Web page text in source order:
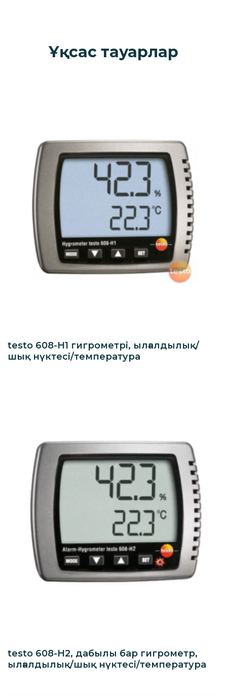
Ұқсас тауарлар
testo 608-H1 гигрометрі, ылғалдылық/
шық нүктесі/температура
testo 608-H2, дабылы бар гигрометр,
ылғалдылық/шық нүктесі/температура